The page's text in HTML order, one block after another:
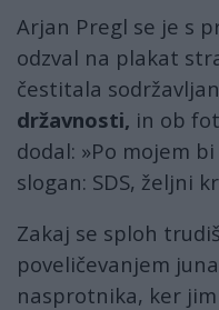
Arjan Pregl se je s
odzval na plakat
čestitala
državnosti, in ob
dodal: »Po mojem
slogan: SDS, željni
Zakaj se sploh
poveličevanjem
nasprotnika, ker